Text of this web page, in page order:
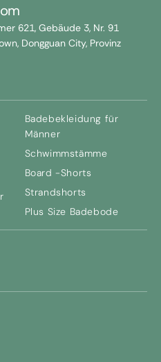
621, Gebäude 3, Nr. 91
Dongguan City, Provinz
Badebekleidung für
Männer
Schwimmstämme
Board -Shorts
Strandshorts
Plus Size Badebode